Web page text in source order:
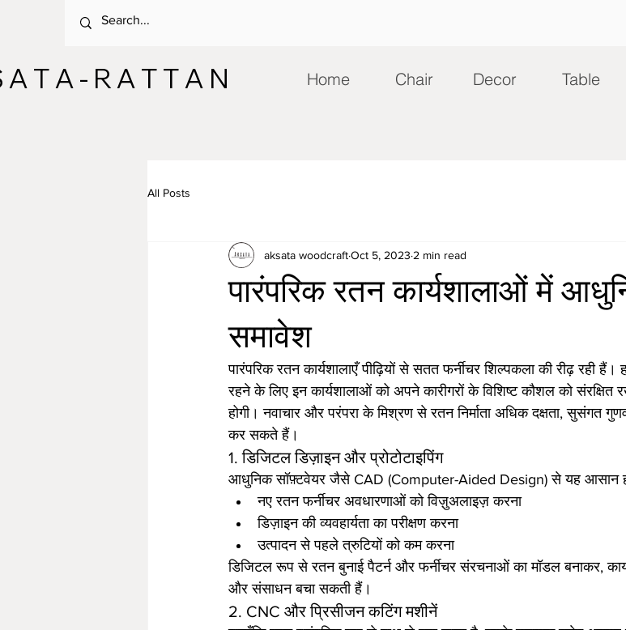
Home Chair Decor Table
A T A - R A T T A N
All Posts
पारंपरिक रतन कार्यशालाओं में
समावेश
aksata woodcraftOct 5, 2023 2 min read
पारंपरिक रतन कार्यशालाएँ पीढ़ियों से सतत फर्नीचर शिल्पकला की रीढ़ रही हैं।
रहने के लिए इन कार्यशालाओं को अपने कारीगरों के विशिष्ट कौशल को
होगी। नवाचार और परंपरा के मिश्रण से रतन निर्माता अधिक दक्षता, सुसंगत
कर सकते हैं।
1. डिजिटल डिज़ाइन और प्रोटोटाइपिंग
आधुनिक सॉफ़्टवेयर जैसे CAD (Computer-Aided Design) से यह आसान
नए रतन फर्नीचर अवधारणाओं को विज़ुअलाइज़ करना
डिज़ाइन की व्यवहार्यता का परीक्षण करना
उत्पादन से पहले त्रुटियों को कम करना
डिजिटल रूप से रतन बुनाई पैटर्न और फर्नीचर संरचनाओं का मॉडल बनाकर,
और संसाधन बचा सकती हैं।
2. CNC और प्रिसीजन कटिंग मशीनें